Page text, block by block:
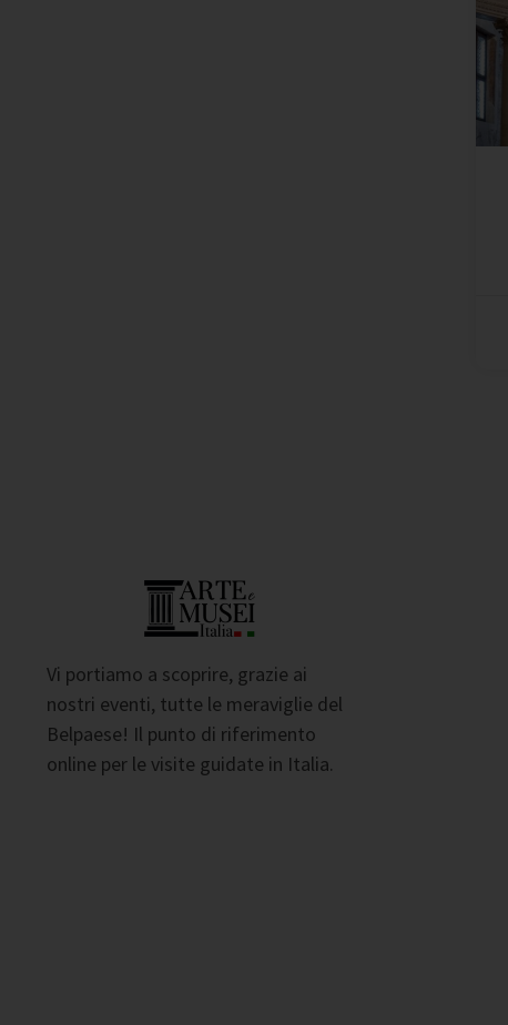
Vi portiamo a scoprire, grazie ai
nostri eventi, tutte le meraviglie del
Belpaese! Il punto di riferimento
online per le visite guidate in Italia.